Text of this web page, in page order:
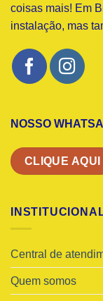
coisas mais! Em
instalação, mas
NOSSO
CLIQUE AQUI
Central de
Quem somos